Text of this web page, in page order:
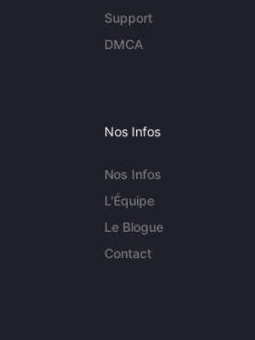
Support
DMCA
Nos Infos
Nos Infos
L'Équipe
Le Blogue
Contact